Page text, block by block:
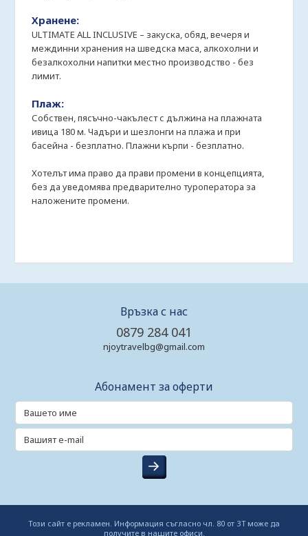
Хранене:
ULTIMATE ALL INCLUSIVE – закуска, обяд, вечеря и
междинни хранения на шведска маса, алкохолни и
безалкохолни напитки местно производство - без
лимит.
Плаж:
Собствен, пясъчно-чакълест с дължина на плажната
ивица 180 м. Чадъри и шезлонги на плажа и при
басейна - безплатно. Плажни кърпи - безплатно.
Хотелът има право да прави промени в концепцията,
без да уведомява предварително туроператора за
наложените промени.
Връзка с нас
0879 284 041
njoytravelbg@gmail.com
Абонамент за оферти
Този сайт е рекламен. Информация съгласно чл. 80 от ЗТ може да
получите в нашите офиси.